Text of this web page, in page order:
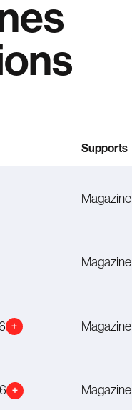
Supports
Magazine
Magazine
+ Magazine
+ Magazine